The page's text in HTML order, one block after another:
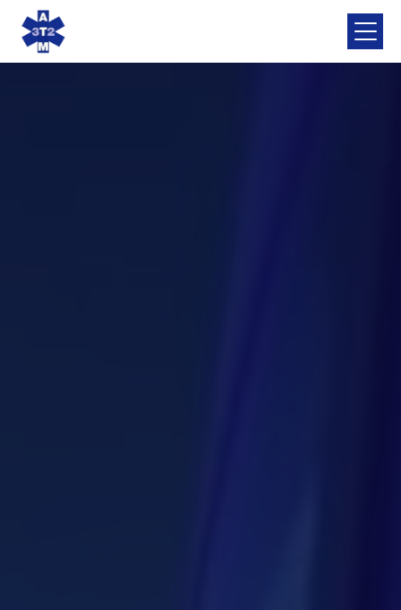
Panneau de gestion des cookies